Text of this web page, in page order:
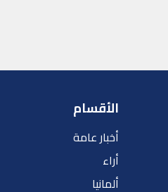
الأقسام
أخبار عامة
أراء
ألمانيا